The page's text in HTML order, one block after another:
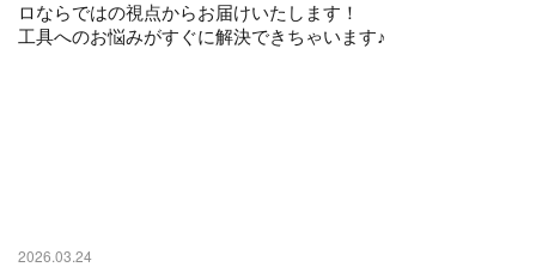
ロならではの視点からお届けいたします！
工具へのお悩みがすぐに解決できちゃいます♪
2026.03.24